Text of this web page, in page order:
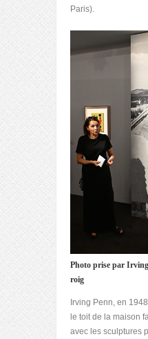
Paris).
Photo prise par
roig
Irving Penn, en
le toit de la maison
avec les sculptures